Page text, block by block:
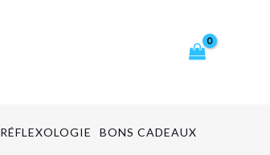
RÉFLEXOLOGIE BONS CADEAUX